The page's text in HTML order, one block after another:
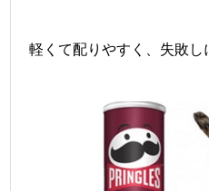
軽くて配りやすく、失敗し